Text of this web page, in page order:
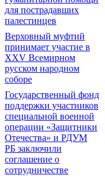
для пострадавших
палестинцев
Верховный муфтий
принимает участие в
XXV Всемирном
русском народном
соборе
Государственный фонд
поддержки участников
специальной военной
операции «Защитники
Отечества» и РДУМ
РБ заключили
соглашение о
сотрудничестве